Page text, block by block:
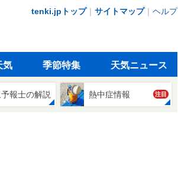
tenki.jpトップ｜ サイトマップ｜ ヘルプ
気 季節特集 天気ニュース
報士の解説 熱中症情報 注目